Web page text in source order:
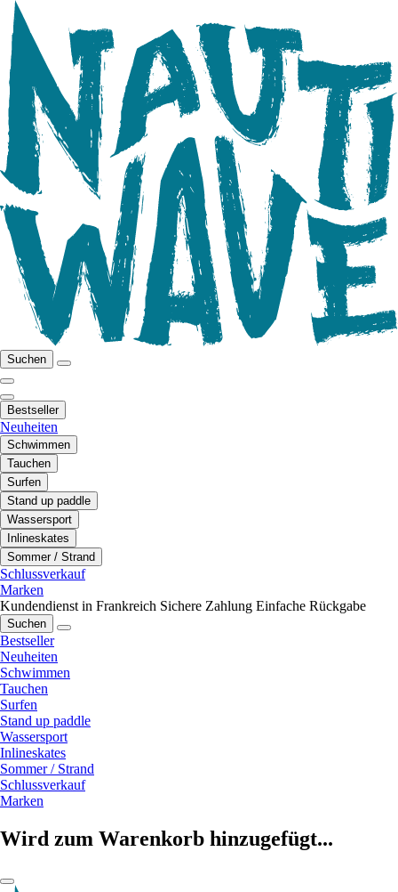
Suchen
Bestseller
Neuheiten
Schwimmen
Tauchen
Surfen
Stand up paddle
Wassersport
Inlineskates
Sommer / Strand
Schlussverkauf
Marken
Kundendienst in Frankreich Sichere Zahlung Einfache Rückgabe
Suchen
Bestseller
Neuheiten
Schwimmen
Tauchen
Surfen
Stand up paddle
Wassersport
Inlineskates
Sommer / Strand
Schlussverkauf
Marken
Wird zum Warenkorb hinzugefügt...